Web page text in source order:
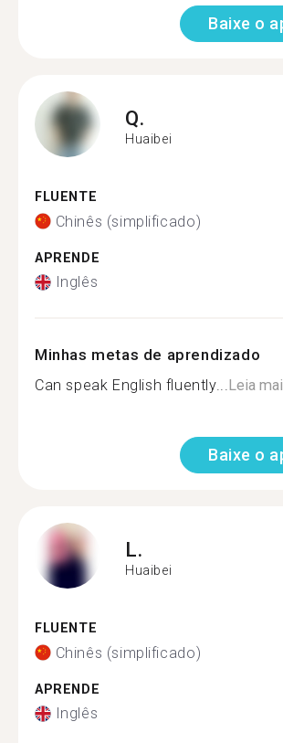
Baixe o
Q.
Huaibei
FLUENTE
Chinês (simplificado)
APRENDE
Inglês
Minhas metas de aprendizado
Can speak English fluently...Leia
Baixe o
L.
Huaibei
FLUENTE
Chinês (simplificado)
APRENDE
Inglês